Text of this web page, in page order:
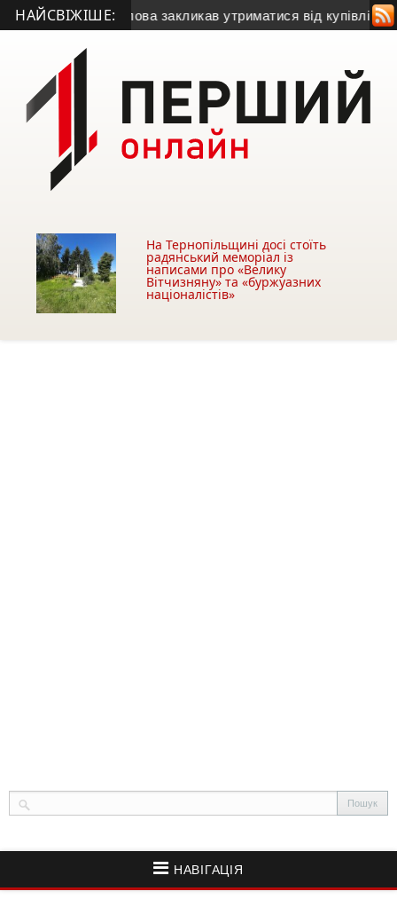
НАЙСВІЖІШЕ:
• Міський голова закликав утриматися від купівлі
На Тернопільщині досі стоїть
радянський меморіал із
написами про «Велику
Вітчизняну» та «буржуазних
націоналістів»
НАВІГАЦІЯ